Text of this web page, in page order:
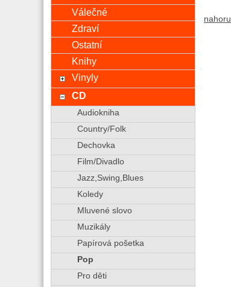
nahoru
Válečné
Zdraví
Ostatní
Knihy
Vinyly
CD
Audiokniha
Country/Folk
Dechovka
Film/Divadlo
Jazz,Swing,Blues
Koledy
Mluvené slovo
Muzikály
Papírová pošetka
Pop
Pro děti